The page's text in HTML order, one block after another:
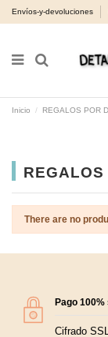
Envíos-y-devoluciones
Inicio REGALOS POR
REGALOS
There are no
Pago
Cifrado